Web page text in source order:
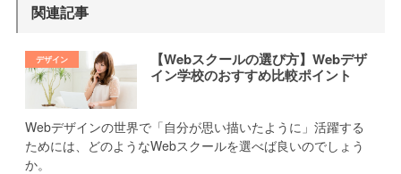
関連記事
【Webスクールの選び方】Webデザ
イン学校のおすすめ比較ポイント
Webデザインの世界で「自分が思い描いたように」活躍する
ためには、どのようなWebスクールを選べば良いのでしょう
か。